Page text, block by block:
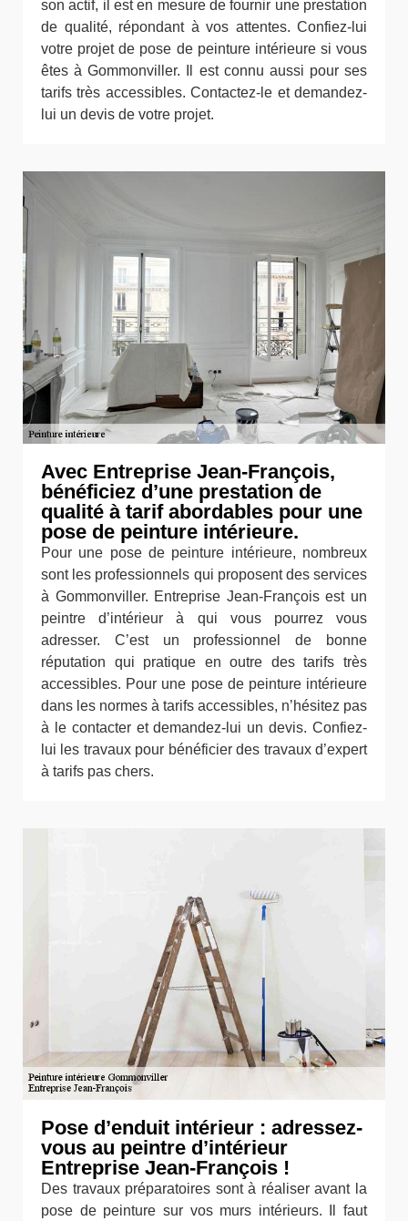
son actif, il est en mesure de fournir une prestation
de qualité, répondant à vos attentes. Confiez-lui
votre projet de pose de peinture intérieure si vous
êtes à Gommonviller. Il est connu aussi pour ses
tarifs très accessibles. Contactez-le et demandez-
lui un devis de votre projet.
Avec Entreprise Jean-François,
bénéficiez d’une prestation de
qualité à tarif abordables pour une
pose de peinture intérieure.
Pour une pose de peinture intérieure, nombreux
sont les professionnels qui proposent des services
à Gommonviller. Entreprise Jean-François est un
peintre d’intérieur à qui vous pourrez vous
adresser. C’est un professionnel de bonne
réputation qui pratique en outre des tarifs très
accessibles. Pour une pose de peinture intérieure
dans les normes à tarifs accessibles, n’hésitez pas
à le contacter et demandez-lui un devis. Confiez-
lui les travaux pour bénéficier des travaux d’expert
à tarifs pas chers.
Pose d’enduit intérieur : adressez-
vous au peintre d’intérieur
Entreprise Jean-François !
Des travaux préparatoires sont à réaliser avant la
pose de peinture sur vos murs intérieurs. Il faut